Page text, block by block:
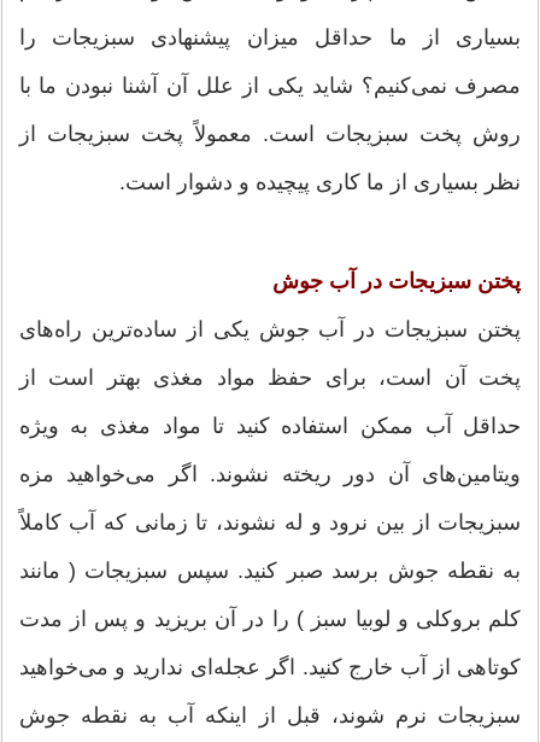
بسیاری از ما حداقل میزان پیشنهادی سبزیجات را
مصرف نمی‌کنیم؟ شاید یکی از علل آن آشنا نبودن ما با
روش پخت سبزیجات است. معمولاً پخت سبزیجات از
نظر بسیاری از ما کاری پیچیده و دشوار است.
پختن سبزیجات در آب جوش
پختن سبزیجات در آب جوش یکی از ساده‌ترین راه‌های
پخت آن است، برای حفظ مواد مغذی بهتر است از
حداقل آب ممکن استفاده کنید تا مواد مغذی به ویژه
ویتامین‌های آن دور ریخته نشوند. اگر می‌خواهید مزه
سبزیجات از بین نرود و له نشوند، تا زمانی که آب کاملاً
به نقطه جوش برسد صبر کنید. سپس سبزیجات ( مانند
کلم بروکلی و لوبیا سبز ) را در آن بریزید و پس از مدت
کوتاهی از آب خارج کنید. اگر عجله‌ای ندارید و می‌خواهید
سبزیجات نرم شوند، قبل از اینکه آب به نقطه جوش